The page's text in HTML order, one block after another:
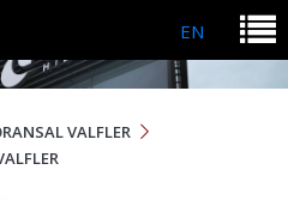
EN
VALFLER